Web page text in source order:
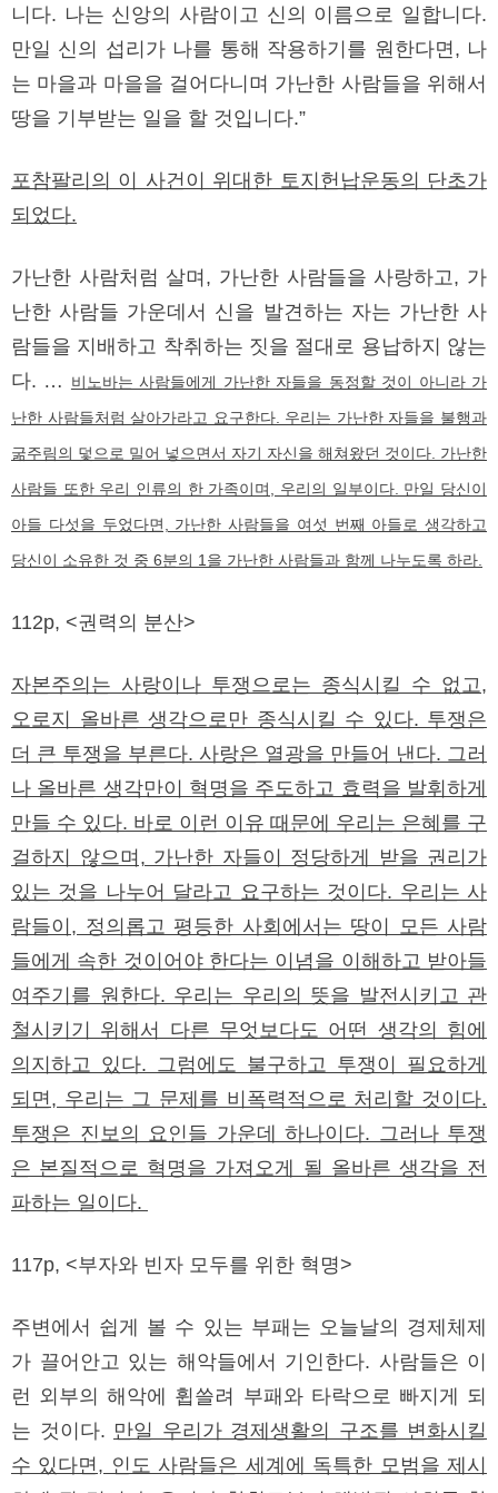
니다. 나는 신앙의 사람이고 신의 이름으로 일합니다.
만일 신의 섭리가 나를 통해 작용하기를 원한다면, 나
는 마을과 마을을 걸어다니며 가난한 사람들을 위해서
땅을 기부받는 일을 할 것입니다.”
포참팔리의 이 사건이 위대한 토지헌납운동의 단초가
되었다.
가난한 사람처럼 살며, 가난한 사람들을 사랑하고, 가
난한 사람들 가운데서 신을 발견하는 자는 가난한 사
람들을 지배하고 착취하는 짓을 절대로 용납하지 않는
다. …
비노바는 사람들에게 가난한 자들을 동정할 것이 아니라 가
난한 사람들처럼 살아가라고 요구한다. 우리는 가난한 자들을 불행과
굶주림의 덫으로 밀어 넣으면서 자기 자신을 해쳐왔던 것이다. 가난한
사람들 또한 우리 인류의 한 가족이며, 우리의 일부이다. 만일 당신이
아들 다섯을 두었다면, 가난한 사람들을 여섯 번째 아들로 생각하고
당신이 소유한 것 중 6분의 1을 가난한 사람들과 함께 나누도록 하라.
112p, <권력의 분산>
자본주의는 사랑이나 투쟁으로는 종식시킬 수 없고,
오로지 올바른 생각으로만 종식시킬 수 있다. 투쟁은
더 큰 투쟁을 부른다. 사랑은 열광을 만들어 낸다. 그러
나 올바른 생각만이 혁명을 주도하고 효력을 발휘하게
만들 수 있다. 바로 이런 이유 때문에 우리는 은혜를 구
걸하지 않으며, 가난한 자들이 정당하게 받을 권리가
있는 것을 나누어 달라고 요구하는 것이다. 우리는 사
람들이, 정의롭고 평등한 사회에서는 땅이 모든 사람
들에게 속한 것이어야 한다는 이념을 이해하고 받아들
여주기를 원한다. 우리는 우리의 뜻을 발전시키고 관
철시키기 위해서 다른 무엇보다도 어떤 생각의 힘에
의지하고 있다. 그럼에도 불구하고 투쟁이 필요하게
되면, 우리는 그 문제를 비폭력적으로 처리할 것이다.
투쟁은 진보의 요인들 가운데 하나이다. 그러나 투쟁
은 본질적으로 혁명을 가져오게 될 올바른 생각을 전
파하는 일이다.
117p, <부자와 빈자 모두를 위한 혁명>
주변에서 쉽게 볼 수 있는 부패는 오늘날의 경제체제
가 끌어안고 있는 해악들에서 기인한다. 사람들은 이
런 외부의 해악에 휩쓸려 부패와 타락으로 빠지게 되
는 것이다. 만일 우리가 경제생활의 구조를 변화시킬
수 있다면, 인도 사람들은 세계에 독특한 모범을 제시